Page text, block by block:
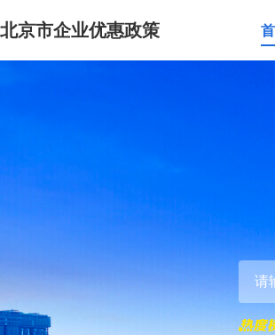
北京市企业优惠政策